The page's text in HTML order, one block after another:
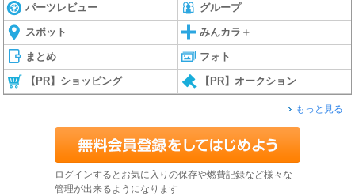
パーツレビュー グループ
スポット みんカラ＋
まとめ フォト
【PR】ショッピング 【PR】オークション
もっと見る
ログインするとお気に入りの保存や燃費記録など様々な
管理が出来るようになります